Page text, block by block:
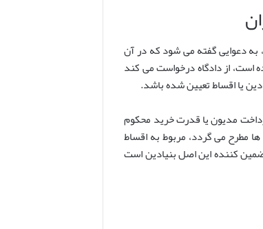
دعوایی گفته می شود که در آن
است، از دادگاه درخواست می کند
یا اقساط تعیین شده باشد.
مدیون یا قدرت خرید محکوم
مطرح می گردد، مربوط به اقساط
کننده این اصل بنیادین است